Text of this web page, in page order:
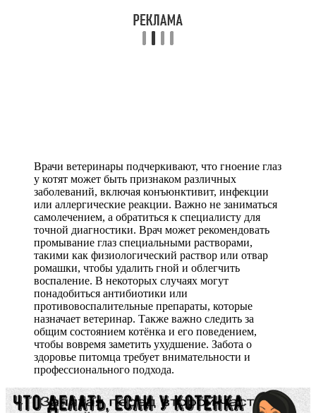
Врачи ветеринары подчеркивают, что гноение глаз
у котят может быть признаком различных
заболеваний, включая конъюнктивит, инфекции
или аллергические реакции. Важно не заниматься
самолечением, а обратиться к специалисту для
точной диагностики. Врач может рекомендовать
промывание глаз специальными растворами,
такими как физиологический раствор или отвар
ромашки, чтобы удалить гной и облегчить
воспаление. В некоторых случаях могут
понадобиться антибиотики или
противовоспалительные препараты, которые
назначает ветеринар. Также важно следить за
общим состоянием котёнка и его поведением,
чтобы вовремя заметить ухудшение. Забота о
здоровье питомца требует внимательности и
профессионального подхода.